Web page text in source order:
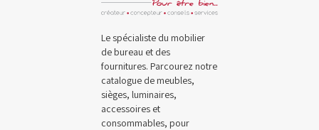
Le spécialiste du mobilier
de bureau et des
fournitures. Parcourez notre
catalogue de meubles,
sièges, luminaires,
accessoires et
consommables, pour